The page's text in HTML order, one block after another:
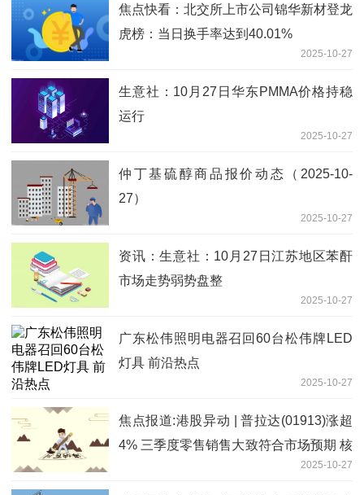
焦点快看：北交所上市公司锦华新材登龙
虎榜：当日换手率达到40.01%
2025-10-27
生意社：10月27日华东PMMA价格持稳
运行
2025-10-27
仲丁基硫醇商品报价动态（2025-10-
27）
2025-10-27
资讯：生意社：10月27日江苏地区苯酐
市场走势弱势盘整
2025-10-27
广东松伟照明电器召回60台松伟牌LED
灯具 前沿热点
2025-10-27
焦点报道:港股异动 | 普拉达(01913)涨超
4% 三季度零售销售大致符合市场预期 核
2025-10-27